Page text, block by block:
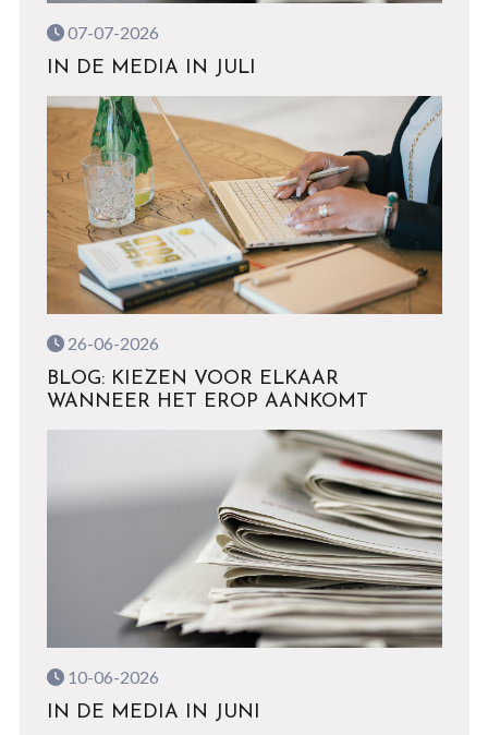
07-07-2026
IN DE MEDIA IN JULI
26-06-2026
BLOG: KIEZEN VOOR ELKAAR
WANNEER HET EROP AANKOMT
10-06-2026
IN DE MEDIA IN JUNI